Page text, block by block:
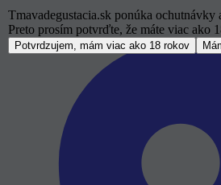
Tmavadegustacia.sk ponúka
Preto prosím potvrďte, že máte viac ako
Potvrdzujem, mám viac ako 18 rokov